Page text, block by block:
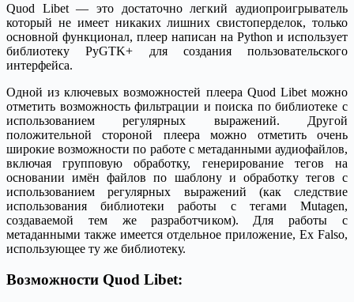
Quod Libet — это достаточно легкий аудиопроигрыватель
который не имеет никаких лишних свистоперделок, только
основной функционал, плеер написан на Python и использует
библиотеку PyGTK+ для создания пользовательского
интерфейса.
Одной из ключевых возможностей плеера Quod Libet можно
отметить возможность фильтрации и поиска по библиотеке с
использованием регулярных выражений. Другой
положительной стороной плеера можно отметить очень
широкие возможности по работе с метаданными аудиофайлов,
включая групповую обработку, генерирование тегов на
основании имён файлов по шаблону и обработку тегов с
использованием регулярных выражений (как следствие
использования библиотеки работы с тегами Mutagen,
создаваемой тем же разработчиком). Для работы с
метаданными также имеется отдельное приложение, Ex Falso,
использующее ту же библиотеку.
Возможности Quod Libet: